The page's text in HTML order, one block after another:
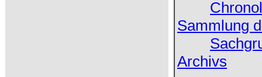
Sammlung
Archivs